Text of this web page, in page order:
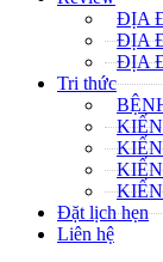
ĐỊA
ĐỊA
ĐỊA
Tri thức
Đặt lịch hẹn
Liên hệ